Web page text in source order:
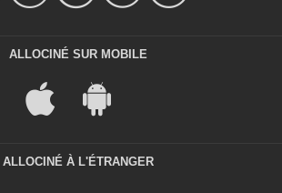
ALLOCINÉ SUR MOBILE
ALLOCINÉ À L'ÉTRANGER